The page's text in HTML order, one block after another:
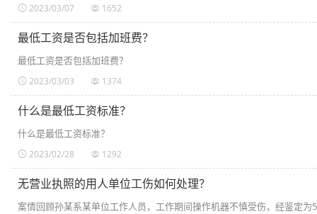
2023/03/07 1652
最低工资是否包括加班费？
最低工资是否包括加班费？
2023/03/03 1374
什么是最低工资标准？
什么是最低工资标准？
2023/02/28 1292
无营业执照的用人单位工伤如何处理？
案情回顾孙某系某单位工作人员，工作期间操作机器不慎受伤，经鉴定